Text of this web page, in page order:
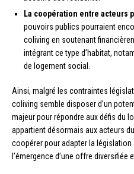
La coopération entre acteurs
pouvoirs publics pourraient
coliving en soutenant
intégrant ce type d’habitat,
de logement social.
Ainsi, malgré les contraintes
coliving semble disposer d’un
majeur pour répondre aux défis du
appartient désormais aux acteurs
coopérer pour adapter la
l’émergence d’une offre diversifiée